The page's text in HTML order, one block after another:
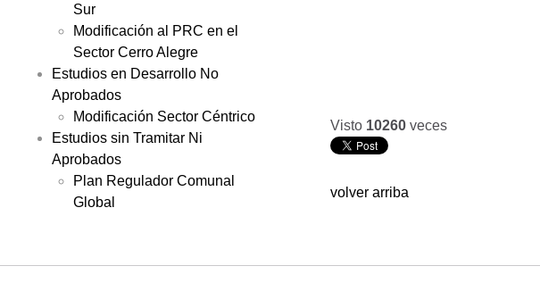
Sur
Modificación al PRC en el
Sector Cerro Alegre
Estudios en Desarrollo No
Aprobados
Modificación Sector Céntrico
Estudios sin Tramitar Ni
Aprobados
Plan Regulador Comunal
Global
Visto 10260 veces
volver arriba